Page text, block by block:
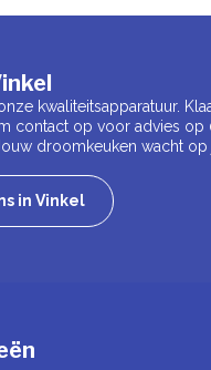
kwaliteitsapparatuur.
contact op voor advies op
Jouw droomkeuken wacht op
in Vinkel